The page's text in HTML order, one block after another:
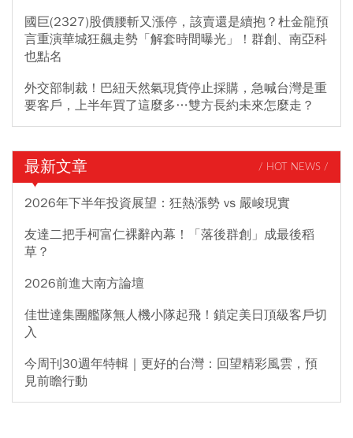
國巨(2327)股價腰斬又漲停，該賣還是續抱？杜金龍預
言重演華城狂飆走勢「解套時間曝光」！群創、南亞科
也點名
外交部制裁！巴紐天然氣現貨停止採購，急喊台灣是重
要客戶，上半年買了這麼多…雙方長約未來怎麼走？
最新文章 / HOT NEWS /
2026年下半年投資展望：狂熱漲勢 vs 嚴峻現實
友達二把手柯富仁裸辭內幕！「落後群創」成最後稻
草？
2026前進大南方論壇
佳世達集團艦隊無人機小隊起飛！鎖定美日頂級客戶切
入
今周刊30週年特輯｜更好的台灣：回望精彩風雲，預
見前瞻行動